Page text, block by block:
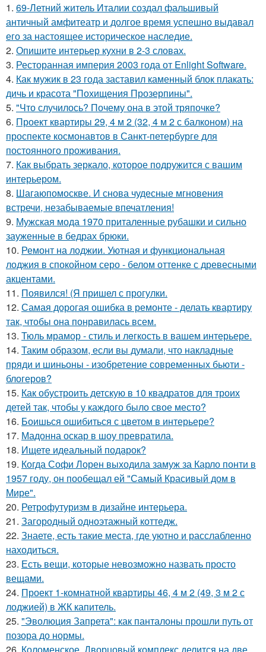
1. 69-Летний житель Италии создал фальшивый
античный амфитеатр и долгое время успешно выдавал
его за настоящее историческое наследие.
2. Опишите интерьер кухни в 2-3 словах.
3. Ресторанная империя 2003 года от Enlight Software.
4. Как мужик в 23 года заставил каменный блок плакать:
дичь и красота "Похищения Прозерпины".
5. "Что случилось? Почему она в этой тряпочке?
6. Проект квартиры 29, 4 м 2 (32, 4 м 2 с балконом) на
проспекте космонавтов в Санкт-петербурге для
постоянного проживания.
7. Как выбрать зеркало, которое подружится с вашим
интерьером.
8. Шагаюпомоскве. И снова чудесные мгновения
встречи, незабываемые впечатления!
9. Мужская мода 1970 приталенные рубашки и сильно
зауженные в бедрах брюки.
10. Ремонт на лоджии. Уютная и функциональная
лоджия в спокойном серо - белом оттенке с древесными
акцентами.
11. Появился! (Я пришел с прогулки.
12. Самая дорогая ошибка в ремонте - делать квартиру
так, чтобы она понравилась всем.
13. Тюль мрамор - стиль и лeгкость в вашем интерьере.
14. Таким образом, если вы думали, что накладные
пряди и шиньоны - изобретение современных бьюти -
блогеров?
15. Как обустроить детскую в 10 квадратов для троих
детей так, чтобы у каждого было свое место?
16. Боишься ошибиться с цветом в интерьере?
17. Мадонна оскар в шоу превратила.
18. Ищете идеальный подарок?
19. Когда Софи Лорен выходила замуж за Карло понти в
1957 году, он пообещал ей "Самый Красивый дом в
Мире".
20. Ретрофутуризм в дизайне интерьера.
21. Загородный одноэтажный коттедж.
22. Знаете, есть такие места, где уютно и расслабленно
находиться.
23. Есть вещи, которые невозможно назвать просто
вещами.
24. Проект 1-комнатной квартиры 46, 4 м 2 (49, 3 м 2 с
лоджией) в ЖК капитель.
25. "Эволюция Запрета": как панталоны прошли путь от
позора до нормы.